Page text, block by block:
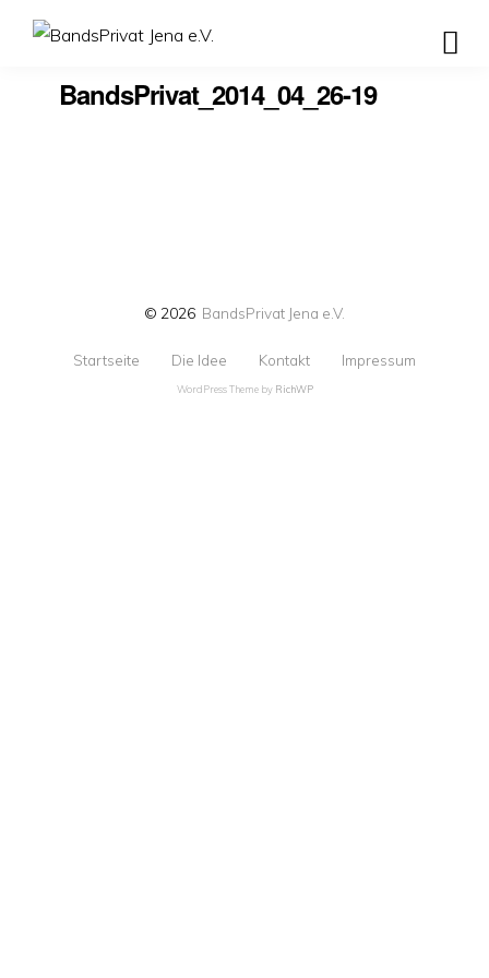
BandsPrivat_2014_04_26-19
© 2026 BandsPrivat Jena e.V.
Startseite Die Idee Kontakt Impressum
WordPress Theme by RichWP